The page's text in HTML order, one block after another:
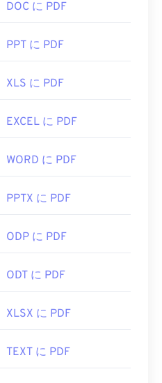
の
グシステム（OS）をお
をJPEG（JPG）
ある場合、ほとんどの人
、そのプログラムは間違
PDFリーダー
い機能がたくさん含まれ
ことができます。アドオ
クした際に自動的にPDF
い場合は、
ます。どちらも無料で
15日
DOC に PDF
PPT に PDF
XLS に PDF
EXCEL に PDF
WORD に PDF
PPTX に PDF
ODP に PDF
ODT に PDF
XLSX に PDF
TEXT に PDF